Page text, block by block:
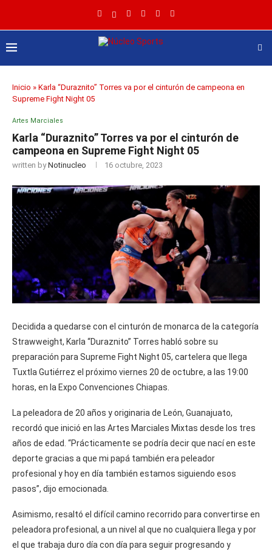
Inicio » Karla “Duraznito” Torres va por el cinturón de campeona en
Supreme Fight Night 05
Artes Marciales
Karla “Duraznito” Torres va por el cinturón de
campeona en Supreme Fight Night 05
written byNotinucleo 16 octubre, 2023
Decidida a quedarse con el cinturón de monarca de la categoría
Strawweight, Karla “Duraznito” Torres habló sobre su
preparación para Supreme Fight Night 05, cartelera que llega
Tuxtla Gutiérrez el próximo viernes 20 de octubre, a las 19:00
horas, en la Expo Convenciones Chiapas.
La peleadora de 20 años y originaria de León, Guanajuato,
recordó que inició en las Artes Marciales Mixtas desde los tres
años de edad. “Prácticamente se podría decir que nací en este
deporte gracias a que mi papá también era peleador
profesional y hoy en día también estamos siguiendo esos
pasos”, dijo emocionada.
Asimismo, resaltó el difícil camino recorrido para convertirse en
peleadora profesional, a un nivel al que no cualquiera llega y por
el que trabaja duro día con día para seguir progresando y